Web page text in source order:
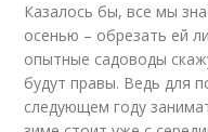
Казалось бы, все мы
осенью – обрезать ей
опытные садоводы
будут правы. Ведь для
следующем году